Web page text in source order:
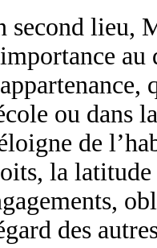
second lieu,
au
ou dans
de
la
des